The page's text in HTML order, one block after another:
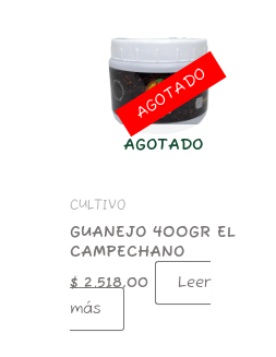
AGOTADO
CULTIVO
GUANEJO 400GR EL
CAMPECHANO
$2.518,00
Leer
más
AGOTADO